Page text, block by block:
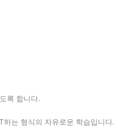
록 합니다.
는 형식의 자유로운 학습입니다.